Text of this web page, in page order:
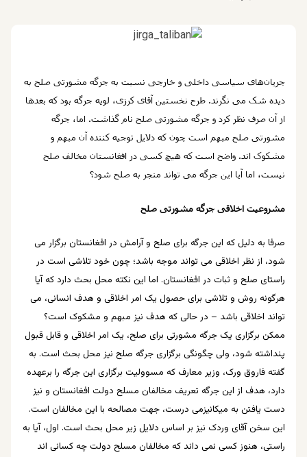
جریان‌های سیاسی داخلی و خارجی نسبت به جرگه مشورتی صلح به
دیده شک می نگرند. طرح نخستین آقای کرزی، لویه جرگه بود که بعدها
از آن صرف نظر کرد و جرگه مشورتی صلح نام گذاشت. اما، جرگه
مشورتی صلح مبهم است چون که دلایل توجیه کننده آن مبهم و
مشکوک اند. واضح است که هیچ کسی در افغانستان مخالف صلح
نیست، اما آیا این جرگه می تواند منجر به صلح شود؟
مشروعیت اخلاقی جرگه مشورتی صلح
صرفا به دلیل که این جرگه برای صلح و آرامش در افغانستان برگزار می
شود، از نظر اخلاقی می تواند موجه باشد؛ چون خود تلاشی است در
راستای صلح و ثبات در افغانستان. اما این نکته محل بحث دارد که آیا
هرگونه روش و تلاشی برای حصول یک امر اخلاقی و هدف انسانی، می
تواند اخلاقی باشد – در حالی که هدف نیز مبهم و مشکوک است؟
ممکن برگزاری یک جرگه مشورتی برای صلح، یک امر اخلاقی و قابل قبول
پنداشته شود، ولی چگونگی برگزاری جرگه صلح نیز محل بحث است. به
گفته فاروق ورک، وزیر معارف که مسوولیت برگزاری این جرگه را برعهده
دارد، هدف از این جرگه تعریف مخالفان مسلح دولت افغانستان و نیز
دست یافتن به میکانیزمی درست، جهت مصالحه با این مخالفان است.
این سخن آقای وردک نیز بر اساس دلایل زیر محل بحث است. اول، آیا به
راستی، هنوز کسی نمی داند که مخالفان مسلح دولت چه کسانی اند